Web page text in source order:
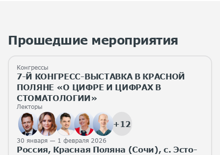
Прошедшие мероприятия
Конгрессы
7-Й КОНГРЕСС-ВЫСТАВКА В КРАСНОЙ
ПОЛЯНЕ «О ЦИФРЕ И ЦИФРАХ В
СТОМАТОЛОГИИ»
Лекторы
+12
30 января — 1 февраля 2026
Россия, Красная Поляна (Сочи), с. Эсто-